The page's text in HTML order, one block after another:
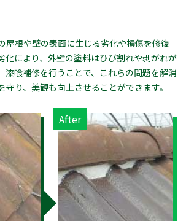
屋根や壁の表面に生じる劣化や損傷を修復
化により、外壁の塗料はひび割れや剥がれが
漆喰補修を行うことで、これらの問題を解消
守り、美観も向上させることができます。
After